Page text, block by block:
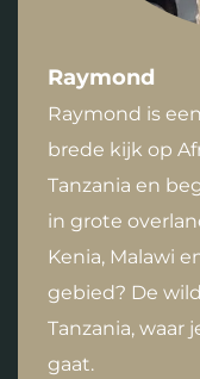
Raymond
Raymond is
brede kijk op
Tanzania en
in grote
Kenia, Malawi
gebied? De
Tanzania, waar
gaat.